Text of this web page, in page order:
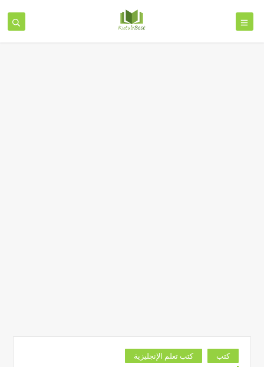
كتب كتب تعلم الإنجليزية